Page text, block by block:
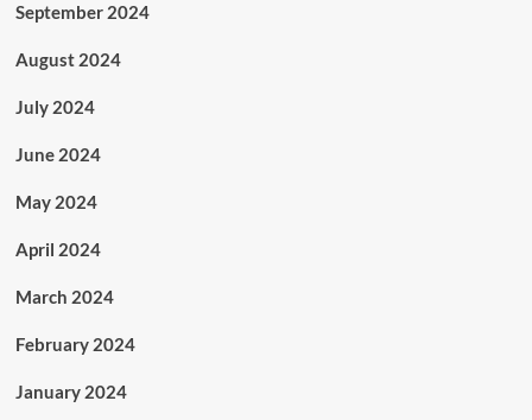
September 2024
August 2024
July 2024
June 2024
May 2024
April 2024
March 2024
February 2024
January 2024